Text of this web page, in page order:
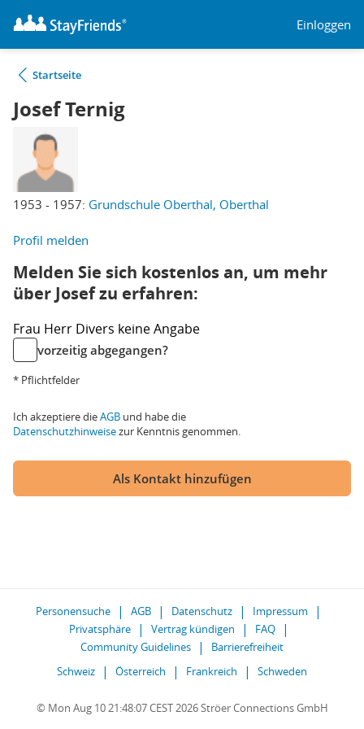
Einloggen
Startseite
Josef Ternig
1953 - 1957: Grundschule Oberthal, Oberthal
Profil melden
Melden Sie sich kostenlos an, um mehr
über Josef zu erfahren:
Frau Herr Divers keine Angabe
vorzeitig abgegangen?
* Pflichtfelder
Ich akzeptiere dieAGB und habe die
Datenschutzhinweisezur Kenntnis genommen.
Als Kontakt hinzufügen
Personensuche AGB Datenschutz
Impressum
Privatsphäre
Vertrag kündigen
FAQ
Community Guidelines
Barrierefreiheit
Schweiz
Österreich Frankreich Schweden
© Mon Aug 10 21:48:07 CEST 2026 Ströer Connections GmbH